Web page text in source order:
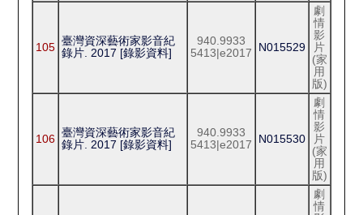
105 臺灣資深藝術家影音紀
錄片. 2017 [錄影資料]
940.9933
5413|e2017
N015529
劇
情
影
片
(家
用
版)
106 臺灣資深藝術家影音紀
錄片. 2017 [錄影資料]
940.9933
5413|e2017
N015530
劇
情
影
片
(家
用
版)
劇
情